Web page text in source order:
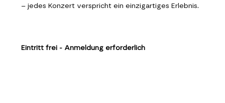
– jedes Konzert verspricht ein einzigartiges Erlebnis.
Eintritt frei - Anmeldung erforderlich